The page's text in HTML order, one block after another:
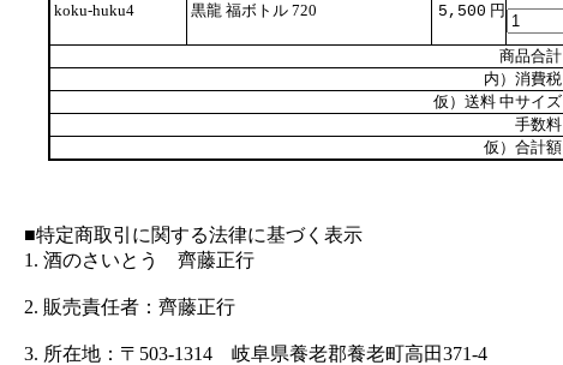
koku-huku4 黒龍 福ボトル 720 5,500 円
商品合計
内）消費税
仮）送料 中サイズ
手数料
仮）合計額
■特定商取引に関する法律に基づく表示
1. 酒のさいとう 齊藤正行
2. 販売責任者：齊藤正行
3. 所在地：〒503-1314 岐阜県養老郡養老町高田371-4